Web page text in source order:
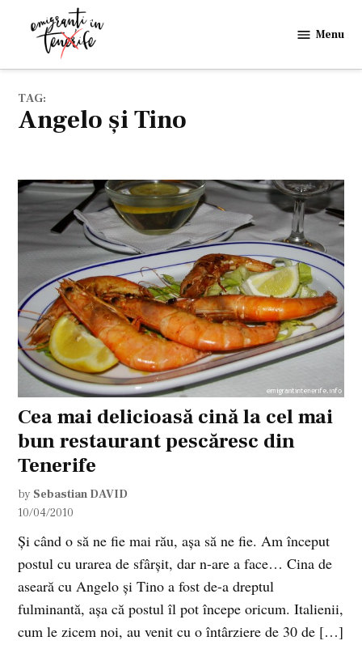
in
Menu
TAG:
Angelo şi Tino
Cea mai delicioasă cină la cel mai
bun restaurant pescăresc din
Tenerife
by Sebastian DAVID
10/04/2010
Şi când o să ne fie mai rău, aşa să ne fie. Am început
postul cu urarea de sfârşit, dar n-are a face… Cina de
aseară cu Angelo şi Tino a fost de-a dreptul
fulminantă, aşa că postul îl pot începe oricum. Italienii,
cum le zicem noi, au venit cu o întârziere de 30 de […]